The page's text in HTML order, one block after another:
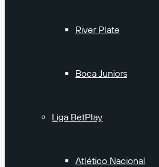
River Plate
Boca Juniors
Liga BetPlay
Atlético Nacional